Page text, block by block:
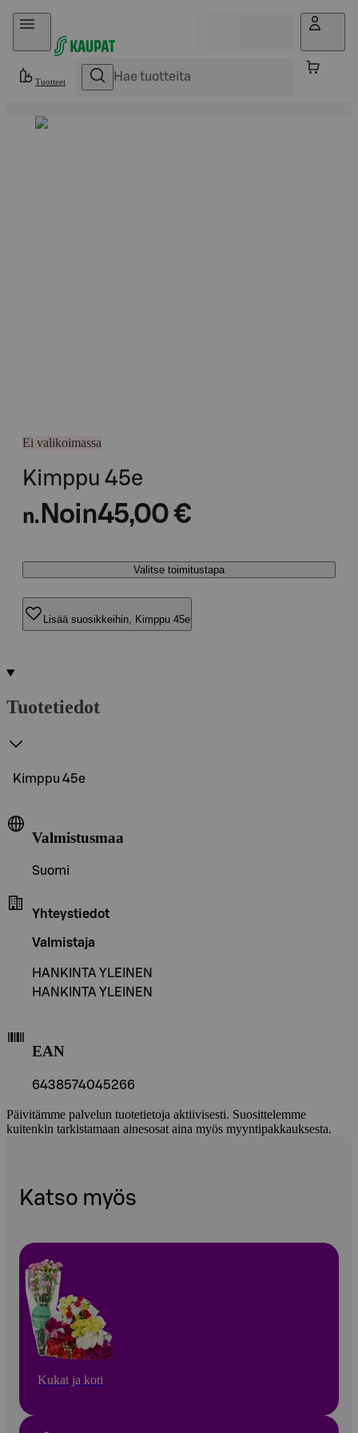
Hyppää sisältöön
Tuotteet
Ei valikoimassa
Kimppu 45e
n. Noin45,00 €
Valitse toimitustapa
Lisää suosikkeihin, Kimppu 45e
Tuotetiedot
Kimppu 45e
Valmistusmaa
Suomi
Yhteystiedot
Valmistaja
HANKINTA YLEINEN
HANKINTA YLEINEN
EAN
6438574045266
Päivitämme palvelun tuotetietoja aktiivisesti. Suosittelemme
kuitenkin tarkistamaan ainesosat aina myös myyntipakkauksesta.
Katso myös
Kukat ja koti